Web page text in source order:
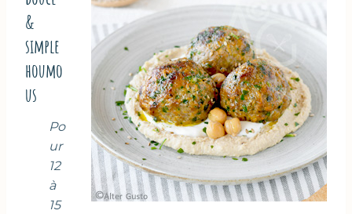
&
simple
houmo
us
Po
ur
12
à
15